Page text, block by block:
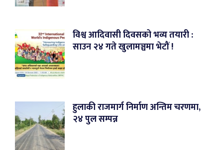
विश्व आदिवासी दिवसको भव्य तयारी :
साउन २४ गते खुलामञ्चमा भेटौं !
हुलाकी राजमार्ग निर्माण अन्तिम चरणमा,
२४ पुल सम्पन्न